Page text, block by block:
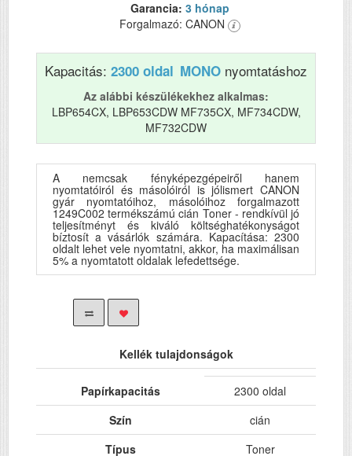
Garancia: 3 hónap
Forgalmazó: CANON
Kapacitás: 2300 oldal MONO nyomtatáshoz
Az alábbi készülékekhez alkalmas:
LBP654CX, LBP653CDW MF735CX, MF734CDW,
MF732CDW
A nemcsak fényképezgépeiről hanem
nyomtatóiról és másolóiról is jólismert CANON
gyár nyomtatóihoz, másolóihoz forgalmazott
1249C002 termékszámú cián Toner - rendkívül jó
teljesítményt és kiváló költséghatékonyságot
bíztosít a vásárlók számára. Kapacítása: 2300
oldalt lehet vele nyomtatni, akkor, ha maximálisan
5% a nyomtatott oldalak lefedettsége.
Kellék tulajdonságok
Papírkapacitás
2300 oldal
Szín
cián
Típus
Toner